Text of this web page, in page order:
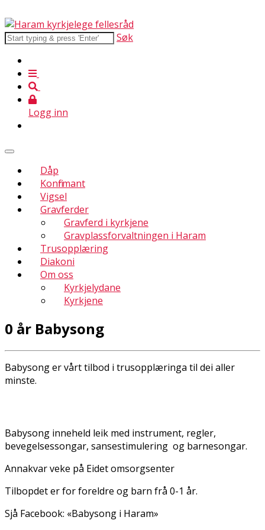
Søk
Logg inn
Dåp
Konfirmant
Vigsel
Gravferder
Gravferd i kyrkjene
Gravplassforvaltningen i Haram
Trusopplæring
Diakoni
Om oss
Kyrkjelydane
Kyrkjene
0 år Babysong
Babysong er vårt tilbod i trusopplæringa til dei aller
minste.
Babysong inneheld leik med instrument, regler,
bevegelsessongar, sansestimulering og barnesongar.
Annakvar veke på Eidet omsorgsenter
Tilbopdet er for foreldre og barn frå 0-1 år.
Sjå Facebook: «Babysong i Haram»